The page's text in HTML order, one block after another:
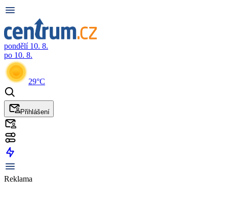
pondělí 10. 8.
po 10. 8.
29°C
Přihlášení
Reklama